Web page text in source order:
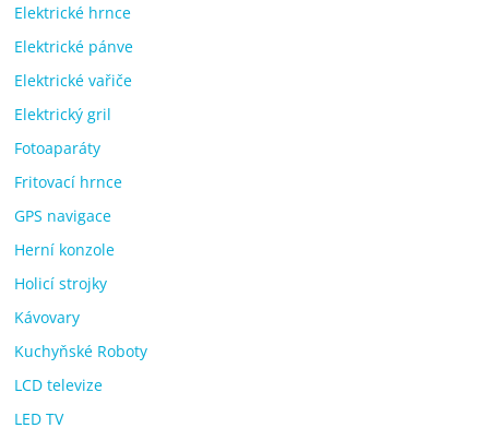
Elektrické hrnce
Elektrické pánve
Elektrické vařiče
Elektrický gril
Fotoaparáty
Fritovací hrnce
GPS navigace
Herní konzole
Holicí strojky
Kávovary
Kuchyňské Roboty
LCD televize
LED TV